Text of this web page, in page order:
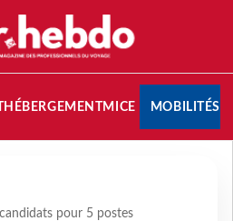
HÉBERGEMENTMICE MOBILITÉS
pour 5 postes